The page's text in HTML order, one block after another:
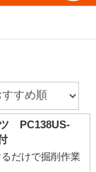
PC138US-
だけで掘削作業